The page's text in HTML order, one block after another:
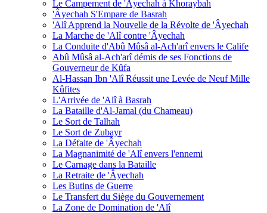
Le Campement de 'Âyechah à Khoraybah
'Âyechah S'Empare de Basrah
'Alî Apprend la Nouvelle de la Révolte de 'Âyechah
La Marche de 'Alî contre 'Âyechah
La Conduite d'Abû Mûsâ al-Ach'arî envers le Calife
Abû Mûsâ al-Ach'arî démis de ses Fonctions de
Gouverneur de Kûfa
Al-Hassan Ibn 'Alî Réussit une Levée de Neuf Mille
Kûfites
L'Arrivée de 'Alî à Basrah
La Bataille d'Al-Jamal (du Chameau)
Le Sort de Talhah
Le Sort de Zubayr
La Défaite de 'Âyechah
La Magnanimité de 'Alî envers l'ennemi
Le Carnage dans la Bataille
La Retraite de 'Âyechah
Les Butins de Guerre
Le Transfert du Siège du Gouvernement
La Zone de Domination de 'Alî